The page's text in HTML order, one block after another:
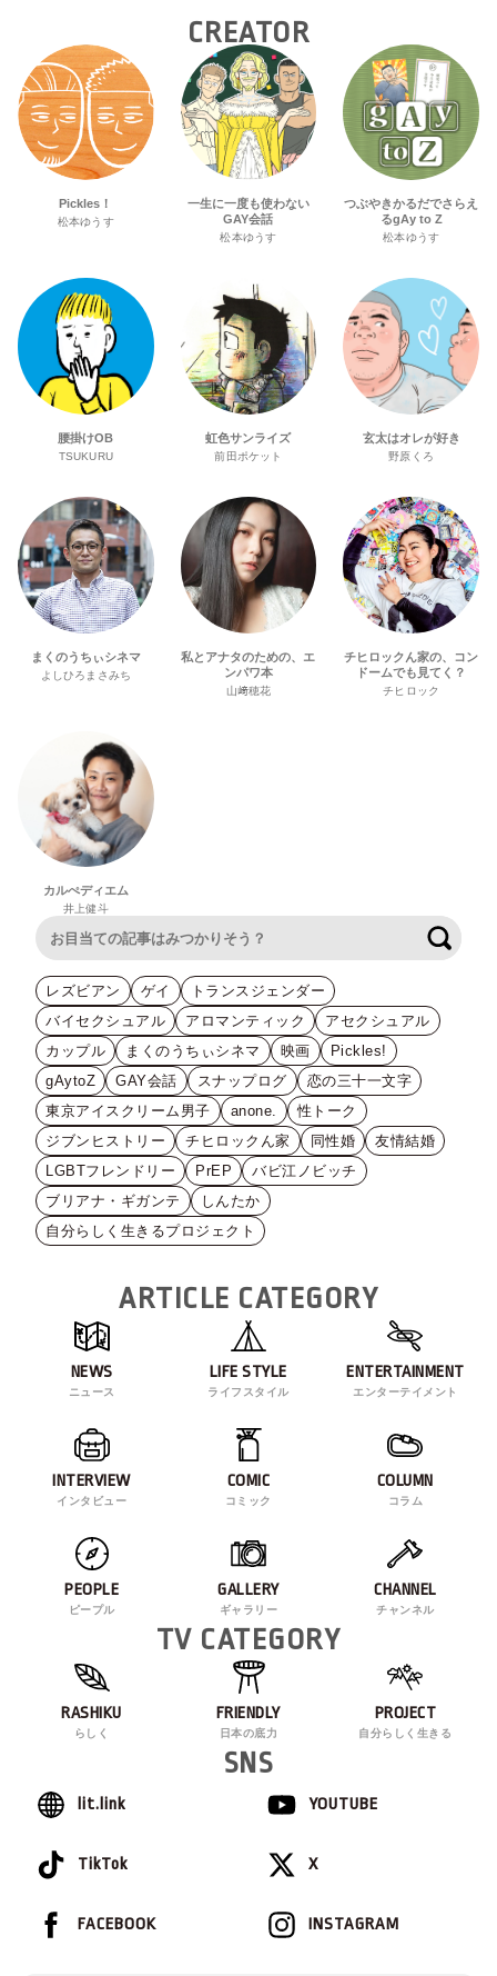
CREATOR
Pickles！
松本ゆうす
一生に一度も使わない
GAY会話
松本ゆうす
つぶやきかるだでさらえ
るgAy to Z
松本ゆうす
腰掛けOB
TSUKURU
虹色サンライズ
前田ポケット
玄太はオレが好き
野原くろ
まくのうちぃシネマ
よしひろまさみち
私とアナタのための、エ
ンパワ本
山﨑穂花
チヒロックん家の、コン
ドームでも見てく？
チヒロック
カルぺディエム
井上健斗
レズビアン ゲイ
トランスジェンダー
バイセクシュアル
アロマンティック
アセクシュアル
カップル
まくのうちぃシネマ 映画
Pickles!
gAytoZ
GAY会話 スナップログ
恋の三十一文字
東京アイスクリーム男子
anone.
性トーク
ジブンヒストリー
チヒロックん家 同性婚
友情結婚
LGBTフレンドリー
PrEP
バビ江ノビッチ
ブリアナ・ギガンテ
しんたか
自分らしく生きるプロジェクト
ARTICLE CATEGORY
NEWS
ニュース
LIFE STYLE
ライフスタイル
ENTERTAINMENT
エンターテイメント
INTERVIEW
インタビュー
COMIC
コミック
COLUMN
コラム
PEOPLE
ピープル
GALLERY
ギャラリー
CHANNEL
チャンネル
TV CATEGORY
RASHIKU
らしく
FRIENDLY
日本の底力
PROJECT
自分らしく生きる
SNS
lit.link YOUTUBE
TikTok X
INSTAGRAM
FACEBOOK